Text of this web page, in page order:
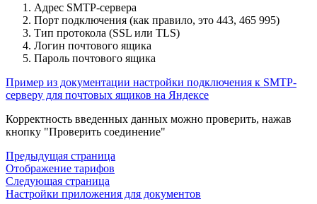
Адрес SMTP-сервера
Порт подключения (как правило, это 443, 465 995)
Тип протокола (SSL или TLS)
Логин почтового ящика
Пароль почтового ящика
Пример из документации настройки подключения к SMTP-
серверу для почтовых ящиков на Яндексе
Корректность введенных данных можно проверить, нажав
кнопку "Проверить соединение"
Предыдущая страница
Отображение тарифов
Следующая страница
Настройки приложения для документов